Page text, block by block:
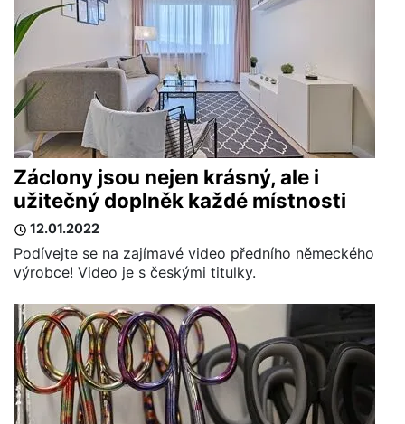
Záclony jsou nejen krásný, ale i
užitečný doplněk každé místnosti
12.01.2022
Podívejte se na zajímavé video předního německého
výrobce! Video je s českými titulky.